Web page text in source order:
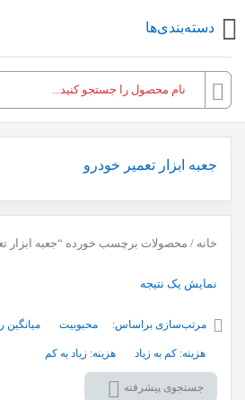
دسته‌بندی‌ها
جعبه ابزار تعمیر خودرو
خانه / محصولات برچسب خورده “جعبه ابزار
نمایش یک نتیجه
مرتب‌سازی براساس: محبوبیت میانگین
هزینه: کم به زیاد هزینه: زیاد به کم
جستجوی پیشرفته